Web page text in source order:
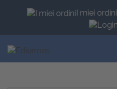
I miei ordini